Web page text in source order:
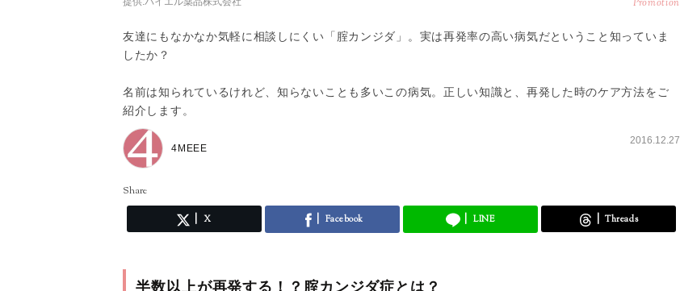
Promotion
友達にもなかなか気軽に相談しにくい「腟カンジダ」。実は再発率の高い病気だということ知っていま
したか？
名前は知られているけれど、知らないことも多いこの病気。正しい知識と、再発した時のケア方法をご
紹介します。
4MEEE
2016.12.27
Share
X Facebook LINE Threads
半数以上が再発する！？腟カンジダ症とは？